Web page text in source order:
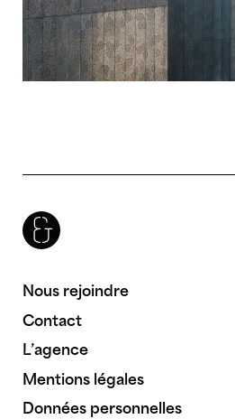
Nous rejoindre
Contact
L’agence
Mentions légales
Données personnelles